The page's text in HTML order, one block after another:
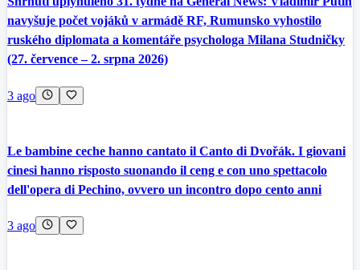
navyšuje počet vojáků v armádě RF, Rumunsko vyhostilo
ruského diplomata a komentáře psychologa Milana Studničky
(27. července – 2. srpna 2026)
3 ago
Le bambine ceche hanno cantato il Canto di Dvořák. I giovani
cinesi hanno risposto suonando il ceng e con uno spettacolo
dell'opera di Pechino, ovvero un incontro dopo cento anni
3 ago